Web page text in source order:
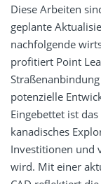
Diese Arbeiten
geplante
nachfolgende
profitiert Point
potenzielle
Eingebettet ist
kanadisches
Investitionen und
wird. Mit einer